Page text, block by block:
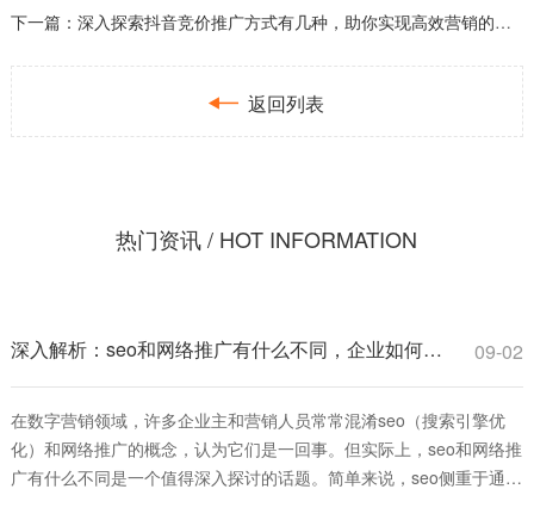
下一篇： 深入探索抖音竞价推广方式有几种，助你实现高效营销的策略
 返回列表
热门资讯 / HOT INFORMATION
深入解析：seo和网络推广有什么不同，企业如何选择更有效？ 09-02
在数字营销领域，许多企业主和营销人员常常混淆seo（搜索引擎优
化）和网络推广的概念，认为它们是一回事。但实际上，seo和网络推
广有什么不同是一个值得深入探讨的话题。简单来说，seo侧重于通过